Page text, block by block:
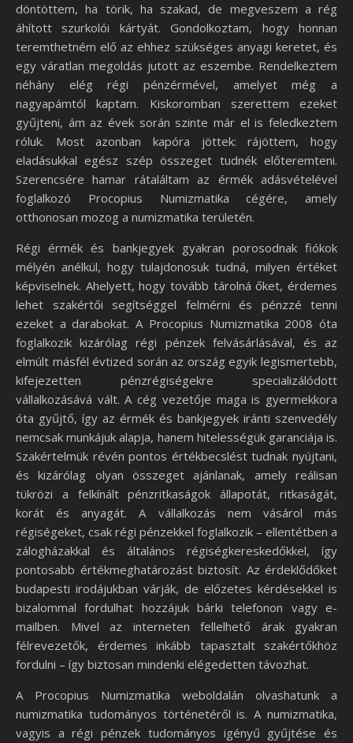
döntöttem, ha törik, ha szakad, de megveszem a rég
áhított szurkolói kártyát. Gondolkoztam, hogy honnan
teremthetném elő az ehhez szükséges anyagi keretet, és
egy váratlan megoldás jutott az eszembe. Rendelkeztem
néhány elég régi pénzérmével, amelyet még a
nagyapámtól kaptam. Kiskoromban szerettem ezeket
gyűjteni, ám az évek során szinte már el is feledkeztem
róluk. Most azonban kapóra jöttek: rájöttem, hogy
eladásukkal egész szép összeget tudnék előteremteni.
Szerencsére hamar rátaláltam az érmék adásvételével
foglalkozó Procopius Numizmatika cégére, amely
otthonosan mozog a numizmatika területén.
Régi érmék és bankjegyek gyakran porosodnak fiókok
mélyén anélkül, hogy tulajdonosuk tudná, milyen értéket
képviselnek. Ahelyett, hogy tovább tárolná őket, érdemes
lehet szakértői segítséggel felmérni és pénzzé tenni
ezeket a darabokat. A Procopius Numizmatika 2008 óta
foglalkozik kizárólag régi pénzek felvásárlásával, és az
elmúlt másfél évtized során az ország egyik legismertebb,
kifejezetten pénzrégiségekre specializálódott
vállalkozásává vált. A cég vezetője maga is gyermekkora
óta gyűjtő, így az érmék és bankjegyek iránti szenvedély
nemcsak munkájuk alapja, hanem hitelességük garanciája is.
Szakértelmük révén pontos értékbecslést tudnak nyújtani,
és kizárólag olyan összeget ajánlanak, amely reálisan
tükrözi a felkínált pénzritkaságok állapotát, ritkaságát,
korát és anyagát. A vállalkozás nem vásárol más
régiségeket, csak régi pénzekkel foglalkozik – ellentétben a
zálogházakkal és általános régiségkereskedőkkel, így
pontosabb értékmeghatározást biztosít. Az érdeklődőket
budapesti irodájukban várják, de előzetes kérdésekkel is
bizalommal fordulhat hozzájuk bárki telefonon vagy e-
mailben. Mivel az interneten fellelhető árak gyakran
félrevezetők, érdemes inkább tapasztalt szakértőkhöz
fordulni – így biztosan mindenki elégedetten távozhat.
A Procopius Numizmatika weboldalán olvashatunk a
numizmatika tudományos történetéről is. A numizmatika,
vagyis a régi pénzek tudományos igényű gyűjtése és